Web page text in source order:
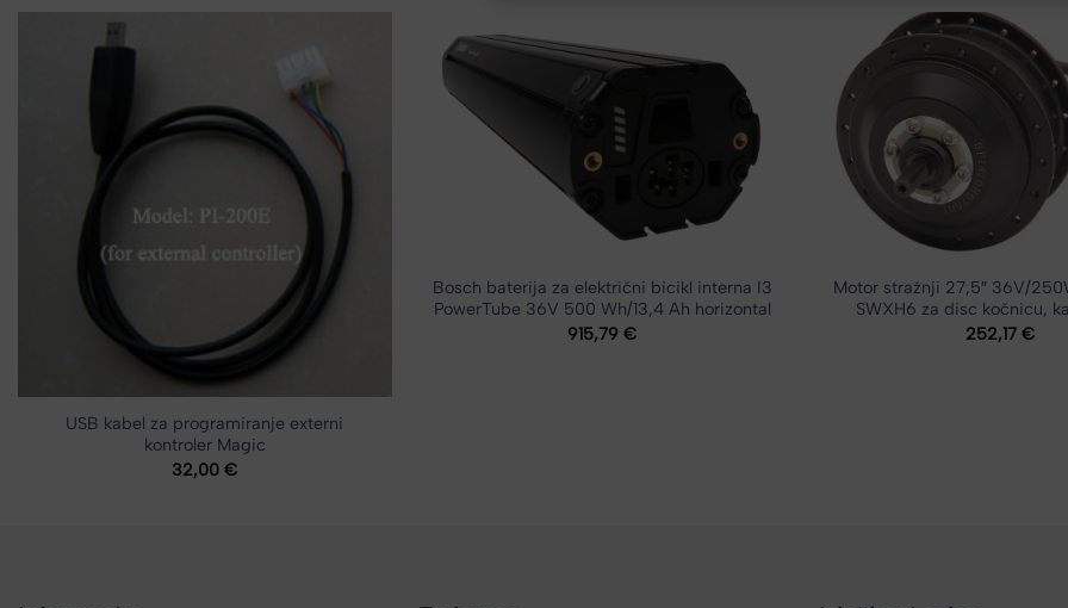
USB kabel za programiranje externi
kontroler Magic
32,00€
Bosch baterija za električni bicikl interna I3
PowerTube 36V 500 Wh/13,4 Ah horizontal
915,79€
Motor stražnji 27,5″ 36V/
SWXH6 za disc kočnicu,
252,17 €